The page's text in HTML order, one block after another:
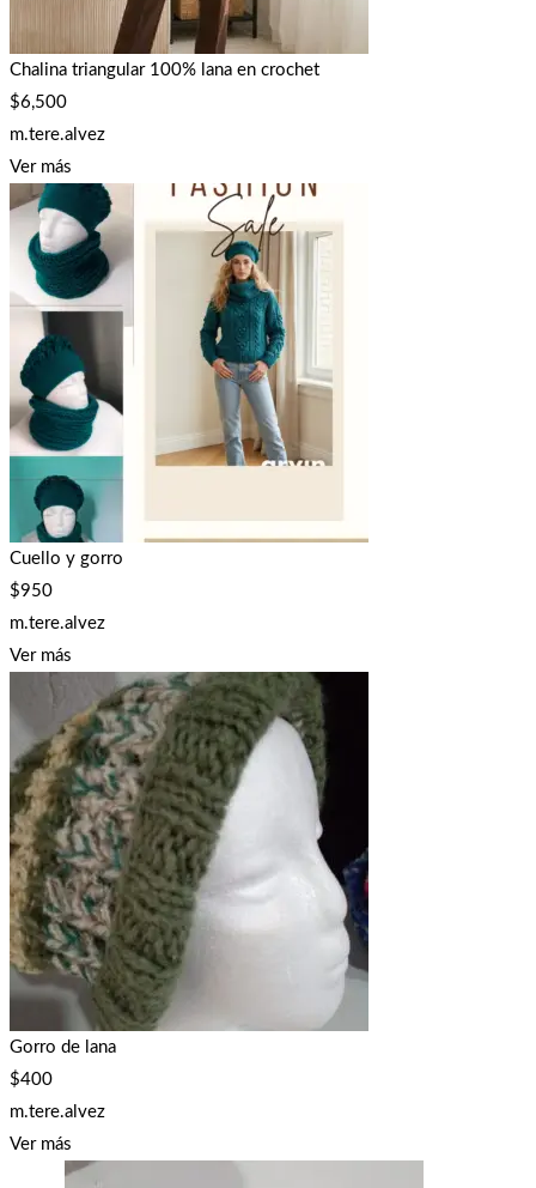
Chalina triangular 100% lana en crochet
$6,500
m.tere.alvez
Ver más
Cuello y gorro
$950
m.tere.alvez
Ver más
Gorro de lana
$400
m.tere.alvez
Ver más